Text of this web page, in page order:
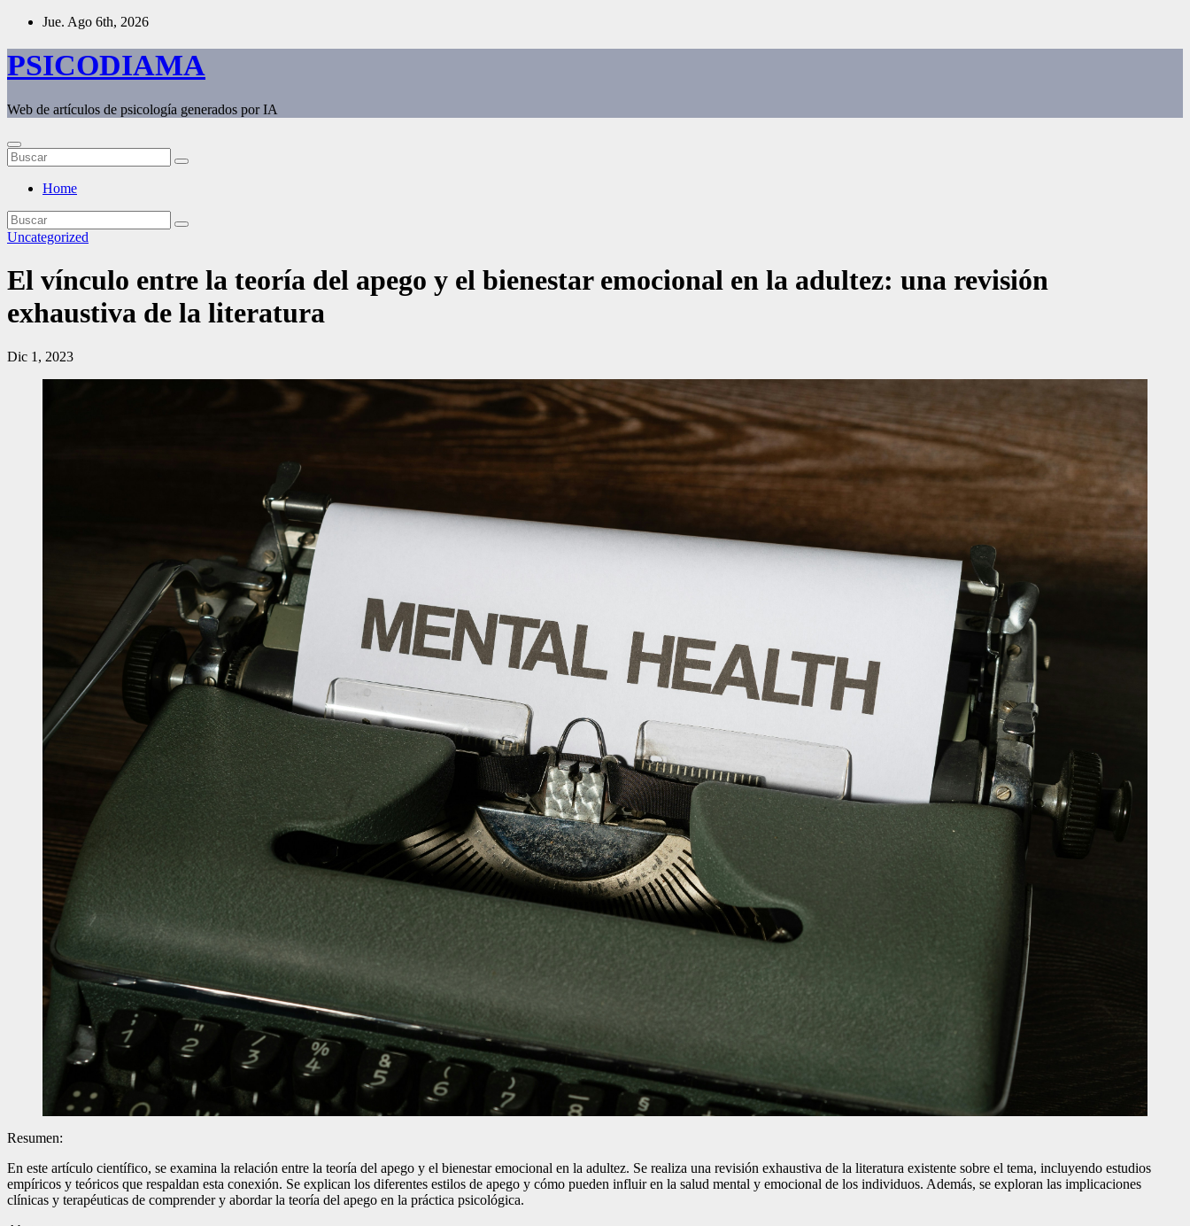
Saltar
contenido
Jue. Ago 6th, 2026
PSICODIAMA
Web de artículos de psicología generados por IA
Home
Uncategorized
El vínculo entre la teoría del apego y el bienestar emocional en la adultez: una revisión
exhaustiva de la literatura
Dic 1, 2023
Resumen:
En este artículo científico, se examina la relación entre la teoría del apego y el bienestar emocional en la adultez. Se realiza una revisión exhaustiva de la literatura existente sobre el tema, incluyendo estudios
empíricos y teóricos que respaldan esta conexión. Se explican los diferentes estilos de apego y cómo pueden influir en la salud mental y emocional de los individuos. Además, se exploran las implicaciones
clínicas y terapéuticas de comprender y abordar la teoría del apego en la práctica psicológica.